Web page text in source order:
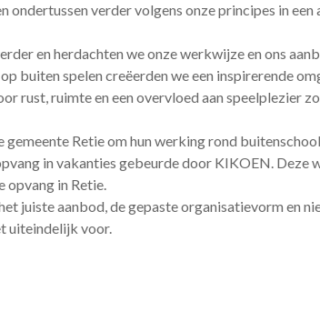
ondertussen verder volgens onze principes in
en herdachten we onze werkwijze en ons
buiten spelen creëerden we een inspirerende
rust, ruimte en een overvloed aan speelplezier
Retie om hun werking rond
in vakanties gebeurde door KIKOEN.
opvang in Retie.
juiste aanbod, de gepaste organisatievorm en
uiteindelijk voor.